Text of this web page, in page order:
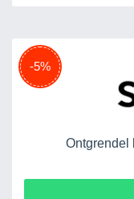
-5%
Ontgrendel